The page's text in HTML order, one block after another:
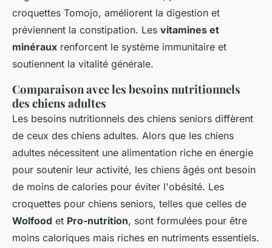
croquettes Tomojo, améliorent la digestion et
préviennent la constipation. Les vitamines et
minéraux renforcent le système immunitaire et
soutiennent la vitalité générale.
Comparaison avec les besoins nutritionnels
des chiens adultes
Les besoins nutritionnels des chiens seniors diffèrent
de ceux des chiens adultes. Alors que les chiens
adultes nécessitent une alimentation riche en énergie
pour soutenir leur activité, les chiens âgés ont besoin
de moins de calories pour éviter l'obésité. Les
croquettes pour chiens seniors, telles que celles de
Wolfood et Pro-nutrition, sont formulées pour être
moins caloriques mais riches en nutriments essentiels.